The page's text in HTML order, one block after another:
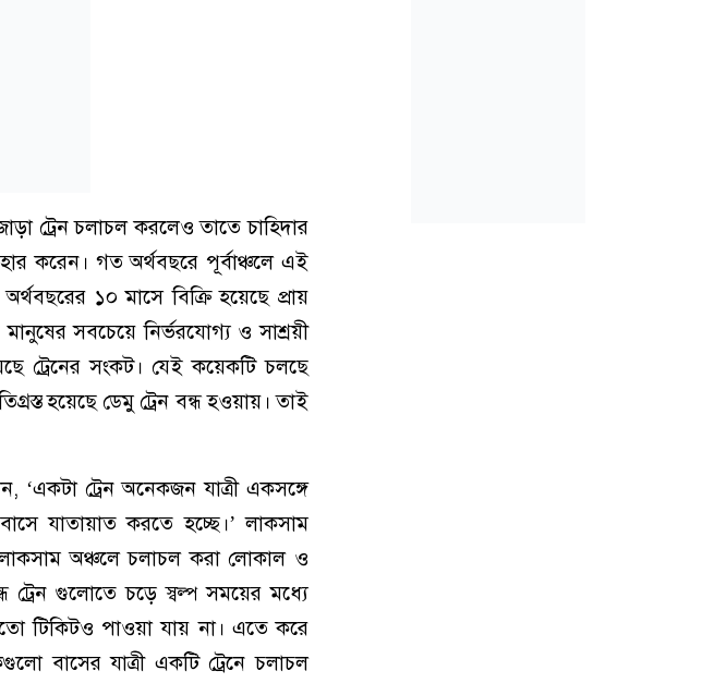
ট্রেন চলাচল করলেও তাতে চাহিদার
করেন। গত অর্থবছরে পূর্বাঞ্চলে এই
১০ মাসে বিক্রি হয়েছে প্রায়
সবচেয়ে নির্ভরযোগ্য ও সাশ্রয়ী
ট্রেনের সংকট। যেই কয়েকটি চলছে
হয়েছে ডেমু ট্রেন বন্ধ হওয়ায়। তাই
‘একটা ট্রেন অনেকজন যাত্রী একসঙ্গে
যাতায়াত করতে হচ্ছে।’ লাকসাম
অঞ্চলে চলাচল করা লোকাল ও
ট্রেন গুলোতে চড়ে স্বল্প সময়ের মধ্যে
টিকিটও পাওয়া যায় না। এতে করে
বাসের যাত্রী একটি ট্রেনে চলাচল